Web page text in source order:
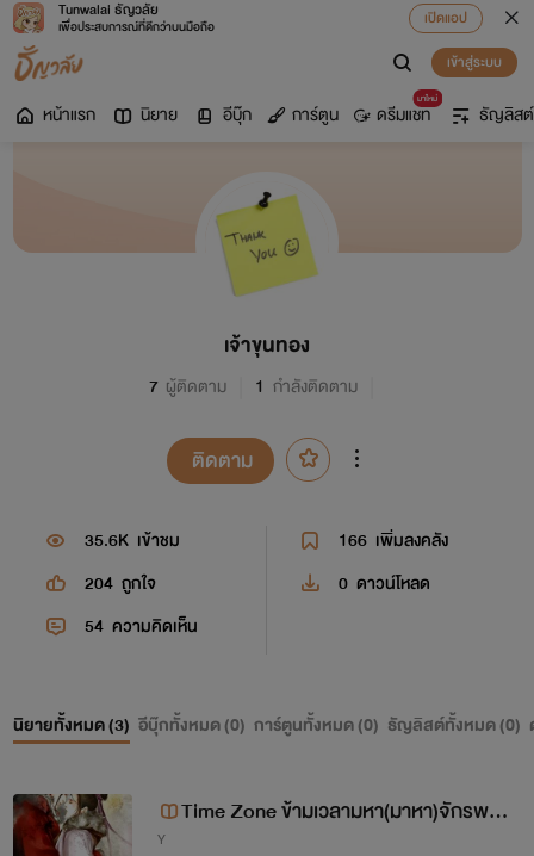
Tunwalai ธัญวลัย
เพื่อประสบการณ์ที่ดีกว่าบนมือถือ
เปิดแอป
เข้าสู่ระบบ
หน้าแรก นิยาย อีบุ๊ก การ์ตูน
มาใหม่
ดรีมแชท ธัญลิสต์
เจ้าขุนทอง
7 ผู้ติดตาม 1 กำลังติดตาม
ติดตาม
35.6K เข้าชม 166 เพิ่มลงคลัง
204 ถูกใจ 0 ดาวน์โหลด
54 ความคิดเห็น
นิยายทั้งหมด (3) อีบุ๊กทั้งหมด (0) การ์ตูนทั้งหมด (0) ธัญลิสต์ทั้งหมด (0)
Time Zone ข้ามเวลามหา(มาหา)จักรพรร
Y